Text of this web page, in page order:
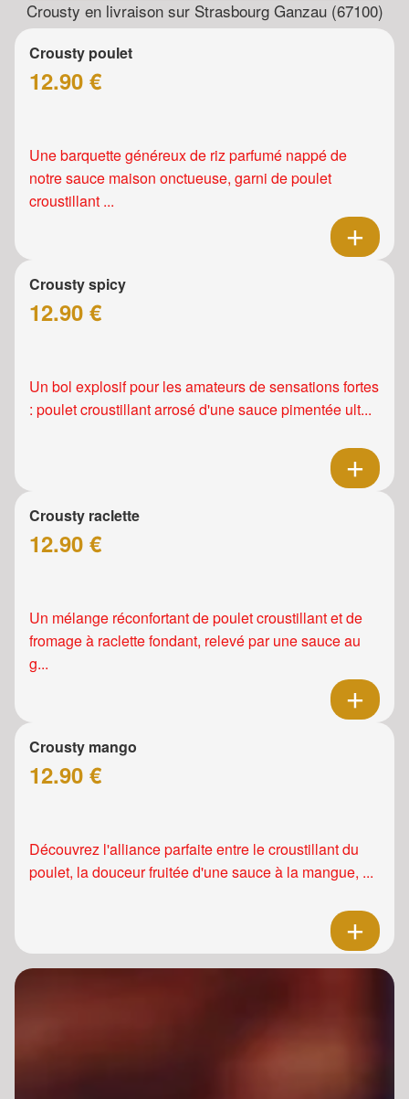
Crousty en livraison sur Strasbourg Ganzau (67100)
Crousty poulet
12.90 €
Une barquette généreux de riz parfumé nappé de
notre sauce maison onctueuse, garni de poulet
croustillant ...
Crousty spicy
12.90 €
Un bol explosif pour les amateurs de sensations fortes
: poulet croustillant arrosé d'une sauce pimentée ult...
Crousty raclette
12.90 €
Un mélange réconfortant de poulet croustillant et de
fromage à raclette fondant, relevé par une sauce au
g...
Crousty mango
12.90 €
Découvrez l'alliance parfaite entre le croustillant du
poulet, la douceur fruitée d'une sauce à la mangue, ...